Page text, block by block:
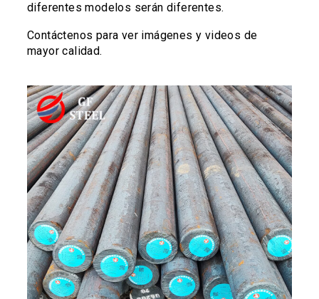
diferentes modelos serán diferentes.
Contáctenos para ver imágenes y videos de
mayor calidad.